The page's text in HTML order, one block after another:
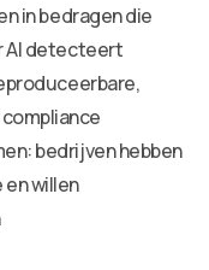
in bedragen die
AI detecteert
bedrijven hebben
willen